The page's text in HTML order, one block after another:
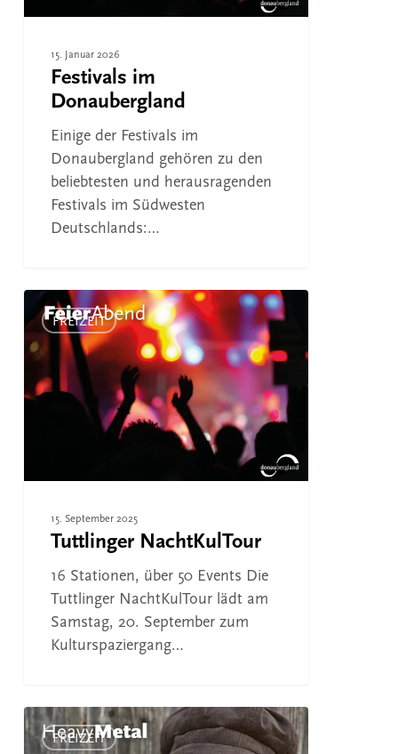
15. Januar 2026
Festivals im
Donaubergland
Einige der Festivals im
Donaubergland gehören zu den
beliebtesten und herausragenden
Festivals im Südwesten
Deutschlands:…
Tuttlinger
NachtKulTour
FREIZEIT
15. September 2025
Tuttlinger NachtKulTour
16 Stationen, über 50 Events Die
Tuttlinger NachtKulTour lädt am
Samstag, 20. September zum
Kulturspaziergang…
Donaubergland:
HierFREIZEIT